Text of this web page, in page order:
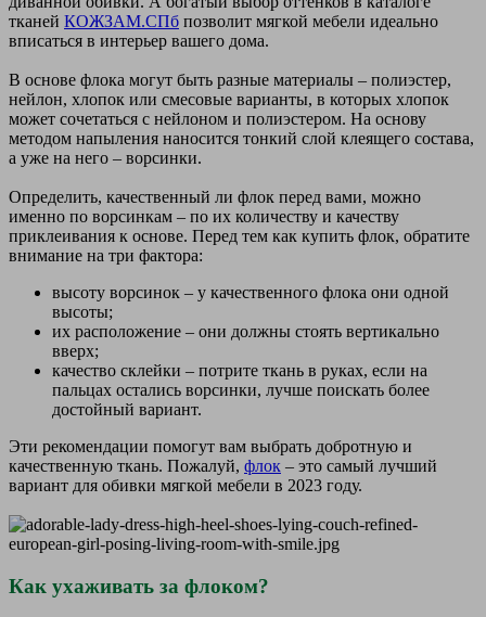
тканей КОЖЗАМ.СПб позволит мягкой мебели идеально
вписаться в интерьер вашего дома.
В основе флока могут быть разные материалы – полиэстер,
нейлон, хлопок или смесовые варианты, в которых хлопок
может сочетаться с нейлоном и полиэстером. На основу
методом напыления наносится тонкий слой клеящего состава,
а уже на него – ворсинки.
Определить, качественный ли флок перед вами, можно
именно по ворсинкам – по их количеству и качеству
приклеивания к основе. Перед тем как купить флок, обратите
внимание на три фактора:
высоту ворсинок – у качественного флока они одной
высоты;
их расположение – они должны стоять вертикально
вверх;
качество склейки – потрите ткань в руках, если на
пальцах остались ворсинки, лучше поискать более
достойный вариант.
Эти рекомендации помогут вам выбрать добротную и
качественную ткань. Пожалуй, флок – это самый лучший
вариант для обивки мягкой мебели в 2023 году.
Как ухаживать за флоком?